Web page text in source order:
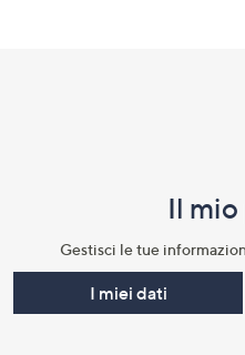
Il
Gestisci le tue
I miei dati